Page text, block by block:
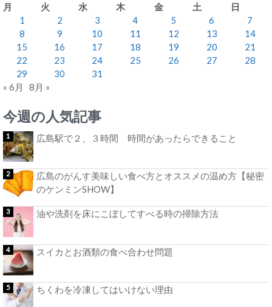
月
火 水 木 金 土
日
1
2 3 4 5 6
7
8
9 10 11 12 13
14
15
16 17 18 19 20
21
22
23 24 25 26 27
28
29
30
31
« 6月
8月 »
今週の人気記事
広島駅で２、３時間 時間があったらできること
広島のがんす美味しい食べ方とオススメの温め方【秘密
のケンミンSHOW】
油や洗剤を床にこぼしてすべる時の掃除方法
スイカとお酒類の食べ合わせ問題
ちくわを冷凍してはいけない理由